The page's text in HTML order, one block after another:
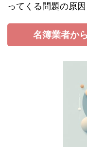
ってくる問題の原
名簿業者か